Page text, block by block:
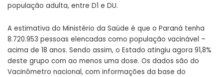
população adulta, entre D1 e DU.
A estimativa do Ministério da Saúde é que o Paraná tenha
8.720.953 pessoas elencadas como população vacinável –
acima de 18 anos. Sendo assim, o Estado atingiu agora 91,8%
deste grupo com ao menos uma dose. Os dados são do
Vacinômetro nacional, com informações da base do